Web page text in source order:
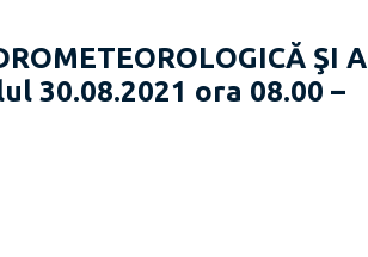
ŞI A
30.08.2021 ora 08.00 –